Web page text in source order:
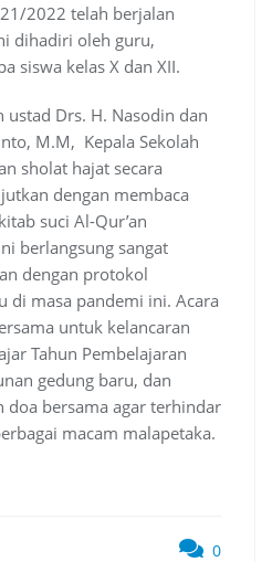
2022 telah berjalan
dihadiri oleh guru,
siswa kelas X dan XII.
Drs. H. Nasodin dan
M.M, Kepala Sekolah
sholat hajat secara
dengan membaca
suci Al-Qur’an
berlangsung sangat
dengan protokol
di masa pandemi ini. Acara
untuk kelancaran
Tahun Pembelajaran
gedung baru, dan
bersama agar terhindar
macam malapetaka.
0